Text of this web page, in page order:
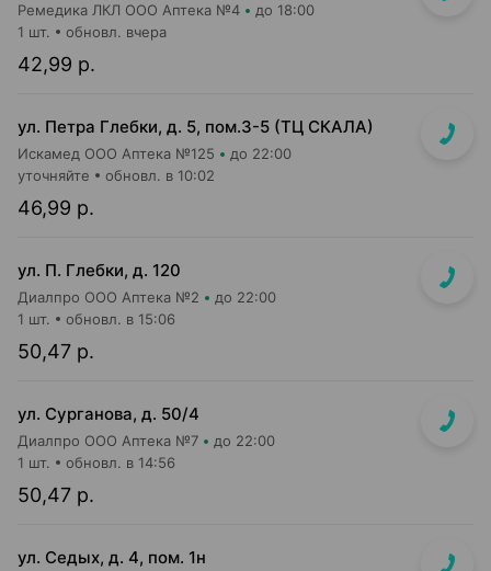
Ремедика ЛКЛ ООО Аптека №4 до 18:00
42,99 р.
1 шт. обновл. вчера
ул. Петра Глебки, д. 5, пом.3-5 (ТЦ СКАЛА)
Искамед ООО Аптека №125 до 22:00
46,99 р.
уточняйте обновл. в 10:02
ул. П. Глебки, д. 120
Диалпро ООО Аптека №2 до 22:00
50,47 р.
1 шт. обновл. в 15:06
ул. Сурганова, д. 50/4
Диалпро ООО Аптека №7 до 22:00
50,47 р.
1 шт. обновл. в 14:56
ул. Седых, д. 4, пом. 1н